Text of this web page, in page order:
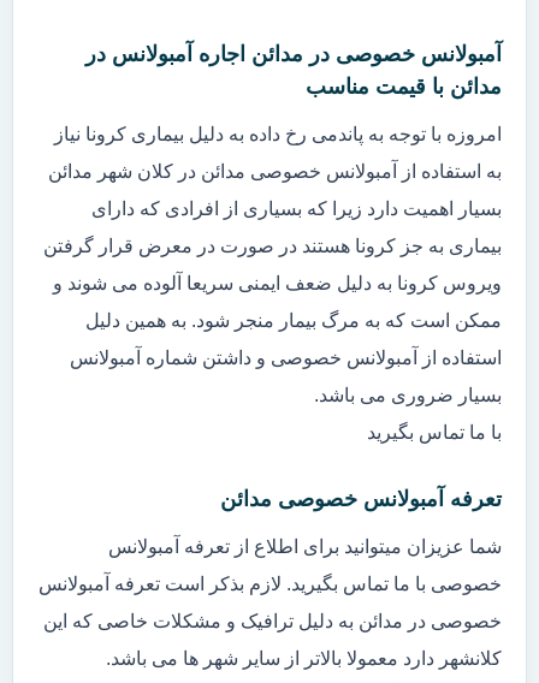
آمبولانس خصوصی در مدائن اجاره آمبولانس در
مدائن با قیمت مناسب
امروزه با توجه به پاندمی رخ داده به دلیل بیماری کرونا نیاز
به استفاده از آمبولانس خصوصی مدائن در کلان شهر مدائن
بسیار اهمیت دارد زیرا که بسیاری از افرادی که دارای
بیماری به جز کرونا هستند در صورت در معرض قرار گرفتن
ویروس کرونا به دلیل ضعف ایمنی سریعا آلوده می شوند و
ممکن است که به مرگ بیمار منجر شود. به همین دلیل
استفاده از آمبولانس خصوصی و داشتن شماره آمبولانس
بسیار ضروری می باشد.
با ما تماس بگیرید
تعرفه آمبولانس خصوصی مدائن
شما عزیزان میتوانید برای اطلاع از تعرفه آمبولانس
خصوصی با ما تماس بگیرید. لازم بذکر است تعرفه آمبولانس
خصوصی در مدائن به دلیل ترافیک و مشکلات خاصی که این
کلانشهر دارد معمولا بالاتر از سایر شهر ها می باشد.